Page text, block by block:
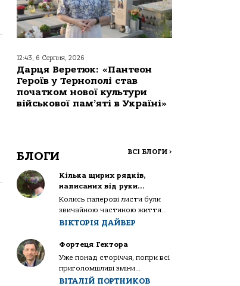
12:43, 6 Серпня, 2026
Дарця Веретюк: «Пантеон
Героїв у Тернополі став
початком нової культури
військової пам’яті в Україні»
БЛОГИ ВСІ БЛОГИ >
Кілька щирих рядків,
написаних від руки…
Колись паперові листи були
звичайною частиною життя...
ВІКТОРІЯ ДАЙВЕР
Фортеця Гектора
Уже понад сторіччя, попри всі
приголомшливі зміни...
ВІТАЛІЙ ПОРТНИКОВ